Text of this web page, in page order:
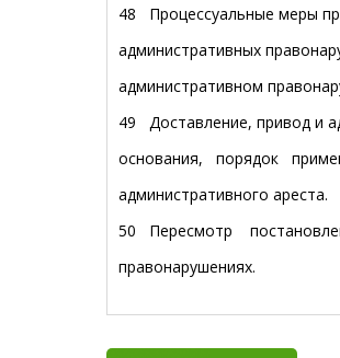
48 Процессуальные меры
административных
административном
49 Доставление, привод и
основания, порядок
административного ареста.
50 Пересмотр
правонарушениях.